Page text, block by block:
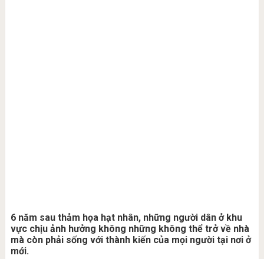
6 năm sau thảm họa hạt nhân, những người dân ở khu
vực chịu ảnh hưởng không những không thể trở về nhà
mà còn phải sống với thành kiến của mọi người tại nơi ở
mới.